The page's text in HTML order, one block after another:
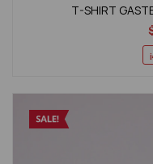
T-SHIRT